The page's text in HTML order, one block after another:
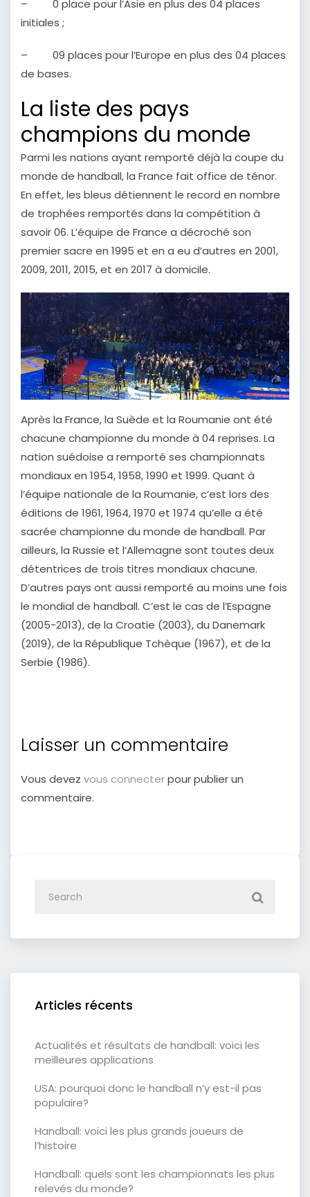
– 0 place pour l’Asie en plus des 04 places
initiales ;
– 09 places pour l’Europe en plus des 04 places
de bases.
La liste des pays
champions du monde
Parmi les nations ayant remporté déjà la coupe du
monde de handball, la France fait office de ténor.
En effet, les bleus détiennent le record en nombre
de trophées remportés dans la compétition à
savoir 06. L’équipe de France a décroché son
premier sacre en 1995 et en a eu d’autres en 2001,
2009, 2011, 2015, et en 2017 à domicile.
Après la France, la Suède et la Roumanie ont été
chacune championne du monde à 04 reprises. La
nation suédoise a remporté ses championnats
mondiaux en 1954, 1958, 1990 et 1999. Quant à
l’équipe nationale de la Roumanie, c’est lors des
éditions de 1961, 1964, 1970 et 1974 qu’elle a été
sacrée championne du monde de handball. Par
ailleurs, la Russie et l’Allemagne sont toutes deux
détentrices de trois titres mondiaux chacune.
D’autres pays ont aussi remporté au moins une fois
le mondial de handball. C’est le cas de l’Espagne
(2005-2013), de la Croatie (2003), du Danemark
(2019), de la République Tchèque (1967), et de la
Serbie (1986).
Laisser un commentaire
Vous devez vous connecterpour publier un
commentaire.
Articles récents
Actualités et résultats de handball: voici les
meilleures applications
USA: pourquoi donc le handball n’y est-il pas
populaire?
Handball: voici les plus grands joueurs de
l’histoire
Handball: quels sont les championnats les plus
relevés du monde?